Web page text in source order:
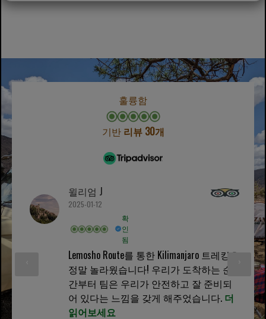
훌륭함
기반 리뷰 30개
윌리엄 J
2025-01-12
확
인
됨
Lemosho Route를 통한 Kilimanjaro 트레킹은
정말 놀라웠습니다! 우리가 도착하는 순
간부터 팀은 우리가 안전하고 잘 준비되
어 있다는 느낌을 갖게 해주었습니다. 더
읽어보세요